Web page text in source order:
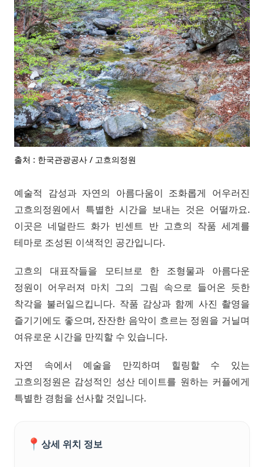
출처 : 한국관광공사 / 고흐의정원
예술적 감성과 자연의 아름다움이 조화롭게 어우러진
고흐의정원에서 특별한 시간을 보내는 것은 어떨까요.
이곳은 네덜란드 화가 빈센트 반 고흐의 작품 세계를
테마로 조성된 이색적인 공간입니다.
고흐의 대표작들을 모티브로 한 조형물과 아름다운
정원이 어우러져 마치 그의 그림 속으로 들어온 듯한
착각을 불러일으킵니다. 작품 감상과 함께 사진 촬영을
즐기기에도 좋으며, 잔잔한 음악이 흐르는 정원을 거닐며
여유로운 시간을 만끽할 수 있습니다.
자연 속에서 예술을 만끽하며 힐링할 수 있는
고흐의정원은 감성적인 성산 데이트를 원하는 커플에게
특별한 경험을 선사할 것입니다.
📍 상세 위치 정보